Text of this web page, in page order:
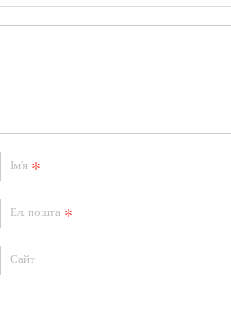
Ім'я *
Ел. пошта *
Сайт